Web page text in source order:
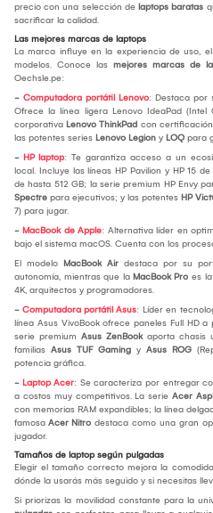
precio con una selección de laptops baratas
sacrificar la calidad.
Las mejores marcas de laptops
La marca influye en la experiencia de uso,
modelos. Conoce las mejores marcas de
Oechsle.pe:
- Computadora portátil Lenovo: Destaca por
Ofrece la línea ligera Lenovo IdeaPad
corporativa Lenovo ThinkPad con
las potentes series Lenovo Legion y LOQ para
- HP laptop: Te garantiza acceso a un
local. Incluye las líneas HP Pavilion y HP 15 de
de hasta 512 GB; la serie premium HP Envy
Spectre para ejecutivos; y las potentes HP
7) para jugar.
- MacBook de Apple: Alternativa líder en
bajo el sistema macOS. Cuenta con los
El modelo MacBook Air destaca por su
autonomía, mientras que la MacBook Pro es
4K, arquitectos y programadores.
- Computadora portátil Asus: Líder en
línea Asus VivoBook ofrece paneles Full HD
serie premium Asus ZenBookaporta chasis
familias Asus TUF Gaming y Asus ROG
potencia gráfica.
- Laptop Acer: Se caracteriza por entregar
a costos muy competitivos. La serie Acer
con memorias RAM expandibles; la línea
famosa Acer Nitro destaca como una gran
jugador.
Tamaños de laptop según pulgadas
Elegir el tamaño correcto mejora la
dónde la usarás más seguido y si necesitas
Si priorizas la movilidad constante para la